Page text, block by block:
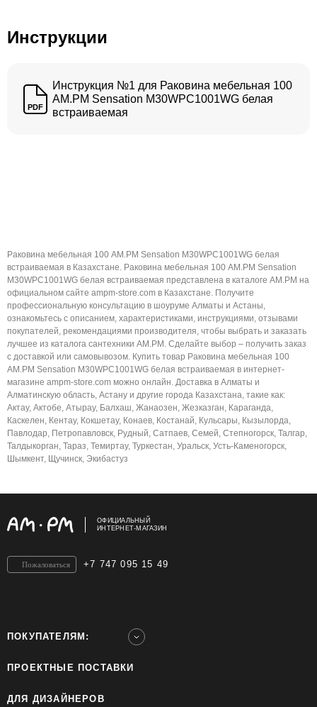
Инструкции
PDF
Инструкция №1 для Раковина мебельная 100
AM.PM Sensation M30WPC1001WG белая
встраиваемая
Раковина мебельная 100 AM.PM Sensation M30WPC1001WG белая
встраиваемая в Казахстане. Раковина мебельная 100 AM.PM Sensation
M30WPC1001WG белая встраиваемая представлена в каталоге AM.PM на
официальном сайте ampm-store.com в Казахстане. Получите
профессиональную консультацию в шоуруме Алматы и Астаны,
ознакомьтесь с описанием, характеристиками, инструкциями, отзывами
покупателей, рекомендациями производителя, чтобы выбрать и заказать
лучшее из каталога сантехники AM.PM. Сделайте выбор – получить заказ
с доставкой или самовывозом. Купить товар Раковина мебельная 100
AM.PM Sensation M30WPC1001WG белая встраиваемая в интернет-
магазине ampm-store.com можно онлайн. Доставка в Алматы и
Алматинскую область, Астану и другие города Казахстана, такие как:
Актау, Актобе, Атырау, Балхаш, Жанаозен, Жезказган, Караганда,
Каскелен, Кентау, Кокшетау, Конаев, Костанай, Кульсары, Кызылорда,
Павлодар, Петропавловск, Рудный, Сатпаев, Семей, Степногорск, Талгар,
Талдыкорган, Тараз, Темиртау, Туркестан, Уральск, Усть-Каменогорск,
Шымкент, Щучинск, Экибастуз
ОФИЦИАЛЬНЫЙ
ИНТЕРНЕТ-МАГАЗИН
+7 747 095 15 49
Пожаловаться
ПОКУПАТЕЛЯМ:
ПРОЕКТНЫЕ ПОСТАВКИ
ДЛЯ ДИЗАЙНЕРОВ